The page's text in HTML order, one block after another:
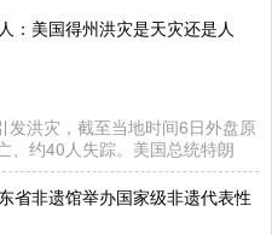
：美国得州洪灾是天灾还是人
发洪灾，截至当地时间6日外盘原
、约40人失踪。美国总统特朗
省非遗馆举办国家级非遗代表性